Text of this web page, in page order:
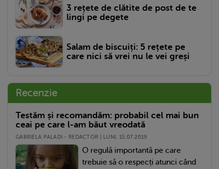
3 rețete de clătite de post de te
lingi pe degete
Salam de biscuiți: 5 rețete pe
care nici să vrei nu le vei greși
Recenzie
Testăm și recomandăm: probabil cel mai bun
ceai pe care l-am băut vreodată
GABRIELA PALADI - REDACTOR | LUNI, 15.07.2019
O regulă importantă pe care
trebuie să o respecți atunci când